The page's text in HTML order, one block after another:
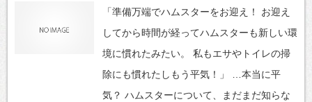
「準備万端でハムスターをお迎え！ お迎え
してから時間が経ってハムスターも新しい環
境に慣れたみたい。 私もエサやトイレの掃
除にも慣れたしもう平気！」 …本当に平
気？ ハムスターについて、まだまだ知らな